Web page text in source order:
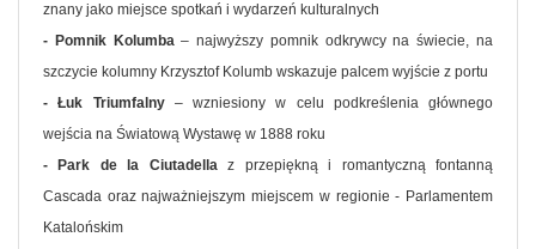
znany jako miejsce spotkań i wydarzeń kulturalnych
- Pomnik Kolumba– najwyższy pomnik odkrywcy na świecie, na
szczycie kolumny Krzysztof Kolumb wskazuje palcem wyjście z portu
- Łuk Triumfalny – wzniesiony w celu podkreślenia głównego
wejścia na Światową Wystawę w 1888 roku
- Park de la Ciutadellaz przepiękną i romantyczną fontanną
Cascada oraz najważniejszym miejscem w regionie - Parlamentem
Katalońskim